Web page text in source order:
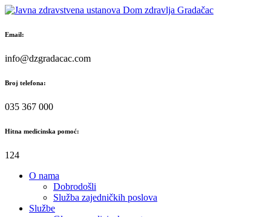
Skip
content
Email:
info@dzgradacac.com
Broj telefona:
035 367 000
Hitna medicinska pomoć:
124
O nama
Dobrodošli
Služba zajedničkih poslova
Službe